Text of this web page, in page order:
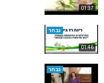
01:37
01:46
נבחר
נבחר